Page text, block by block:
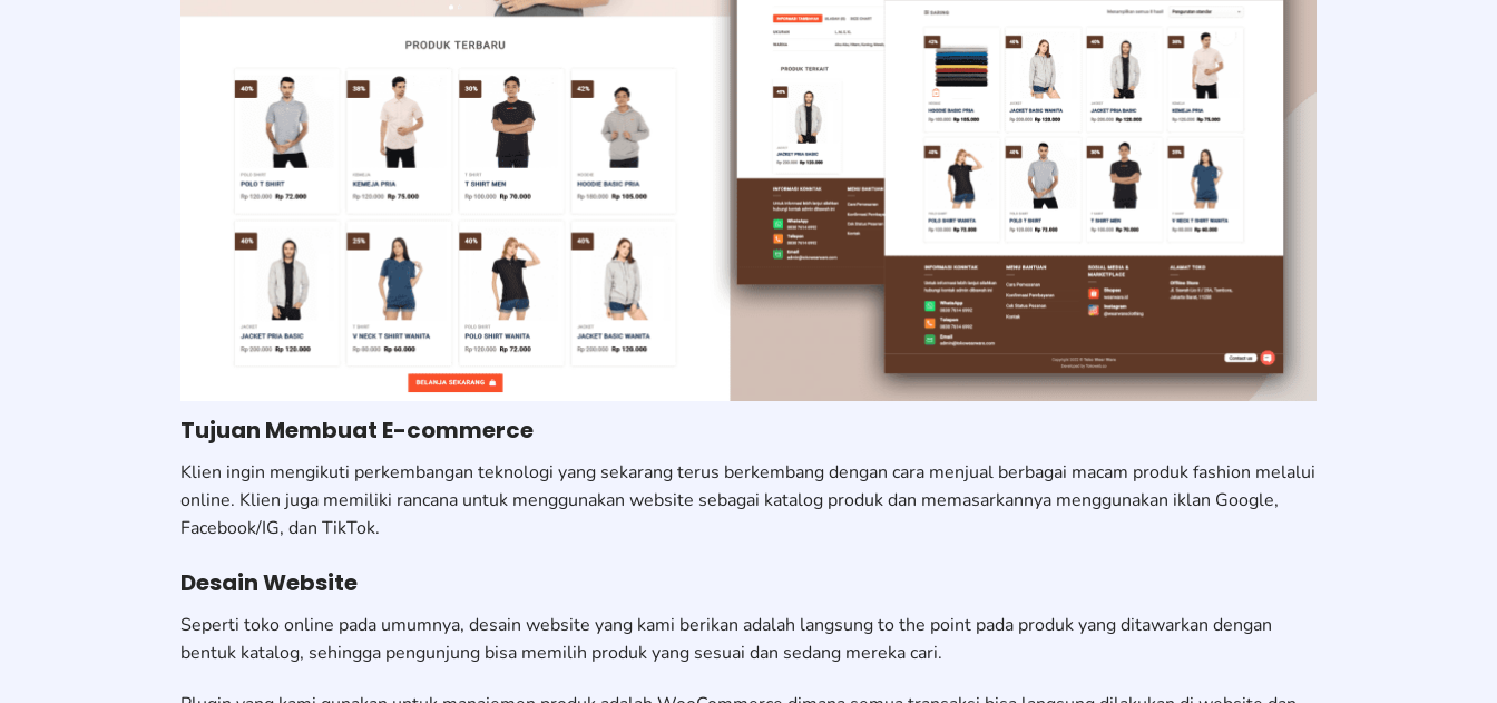
Tujuan Membuat E-commerce
Klien ingin mengikuti perkembangan teknologi yang sekarang terus berkembang dengan cara menjual berbagai macam produk fashion melalui
online. Klien juga memiliki rancana untuk menggunakan website sebagai katalog produk dan memasarkannya menggunakan iklan Google,
Facebook/IG, dan TikTok.
Desain Website
Seperti toko online pada umumnya, desain website yang kami berikan adalah langsung to the point pada produk yang ditawarkan dengan
bentuk katalog, sehingga pengunjung bisa memilih produk yang sesuai dan sedang mereka cari.